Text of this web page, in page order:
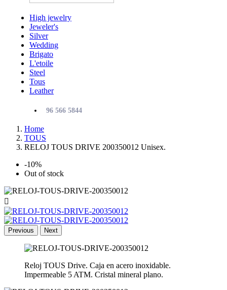
High jewelry
Jeweler's
Silver
Wedding
Brigato
L'etoile
Steel
Tous
Leather
96 566 5844
Home
TOUS
RELOJ TOUS DRIVE 200350012 Unisex.
-10%
Out of stock

Previous Next
Reloj TOUS Drive. Caja en acero inoxidable.
Impermeable 5 ATM. Cristal mineral plano.